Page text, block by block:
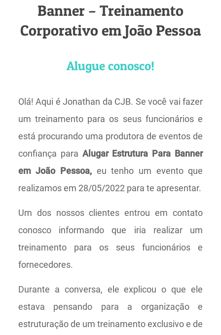
Banner – Treinamento
Corporativo em João Pessoa
Alugue conosco!
Olá! Aqui é Jonathan da CJB. Se você vai fazer
um treinamento para os seus funcionários e
está procurando uma produtora de eventos de
confiança para Alugar Estrutura Para Banner
em João Pessoa, eu tenho um evento que
realizamos em 28/05/2022 para te apresentar.
Um dos nossos clientes entrou em contato
conosco informando que iria realizar um
treinamento para os seus funcionários e
fornecedores.
Durante a conversa, ele explicou o que ele
estava pensando para a organização e
estruturação de um treinamento exclusivo e de